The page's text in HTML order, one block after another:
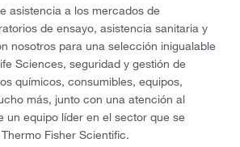
asistencia a los mercados de
de ensayo, asistencia sanitaria y
nosotros para una selección inigualable
Sciences, seguridad y gestión de
químicos, consumibles, equipos,
más, junto con una atención al
equipo líder en el sector que se
Fisher Scientific.